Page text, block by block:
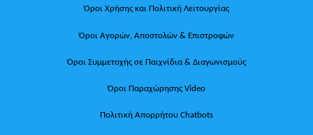
Όροι Χρήσης και Πολιτική Λειτουργίας
Όροι Αγορών, Αποστολών & Επιστροφών
Όροι Συμμετοχής σε Παιχνίδια & Διαγωνισμούς
Όροι Παραχώρησης Video
Πολιτική Απορρήτου Chatbots